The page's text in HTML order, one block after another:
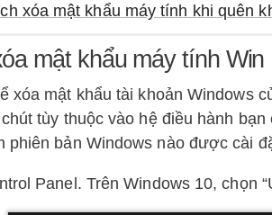
xóa mật khẩu máy tính khi quên
mật khẩu máy tính Win
xóa mật khẩu tài khoản Windows
tùy thuộc vào hệ điều hành
phiên bản Windows nào được cài
Panel. Trên Windows 10, chọn